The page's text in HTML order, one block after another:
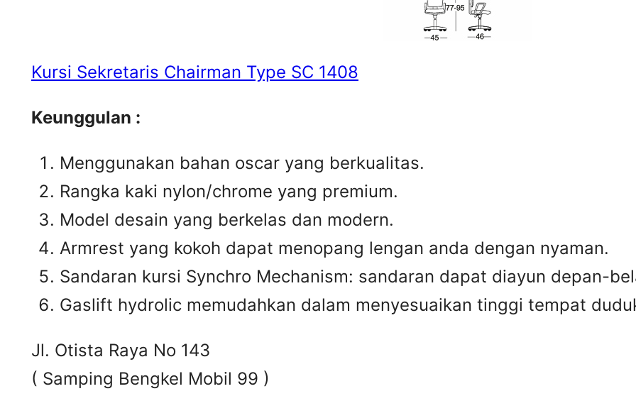
Kursi Sekretaris Chairman Type SC 1408
Keunggulan :
Menggunakan bahan oscar yang berkualitas.
Rangka kaki nylon/chrome yang premium.
Model desain yang berkelas dan modern.
Armrest yang kokoh dapat menopang lengan anda dengan nyaman.
Sandaran kursi Synchro Mechanism: sandaran dapat diayun depan-
Gaslift hydrolic memudahkan dalam menyesuaikan tinggi tempat
Jl. Otista Raya No 143
( Samping Bengkel Mobil 99 )